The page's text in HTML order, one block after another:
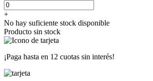
+
No hay suficiente stock disponible
Producto sin stock
¡Paga hasta en 12 cuotas sin interés!